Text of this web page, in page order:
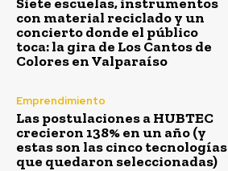
con material reciclado y un
concierto donde el público
toca: la gira de Los Cantos de
Colores en Valparaíso
Emprendimiento
Las postulaciones a HUBTEC
crecieron 138% en un año (y
estas son las cinco tecnologías
que quedaron seleccionadas)